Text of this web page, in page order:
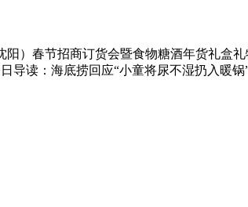
）春节招商订货会暨食物糖酒年货礼盒礼
读：海底捞回应“小童将尿不湿扔入暖锅”